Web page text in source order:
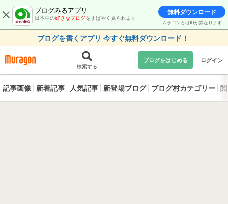
ブログみるアプリ
日本中の好きなブログをすばやく見られます
無料ダウンロード
ムラゴンとはIDが異なります
ブログを書くアプリ 今すぐ無料ダウンロード！
検索する
ブログをはじめる ログイン
記事画像 新着記事 人気記事 新登場ブログ ブログ村カテゴリー